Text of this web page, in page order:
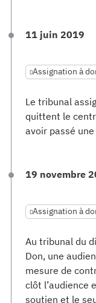
11 juin 2019
Assignation à
Le tribunal
quittent le
avoir passé
19 novembre
Assignation à
Au tribunal du
Don, une
mesure de
clôt l’audience
soutien et le